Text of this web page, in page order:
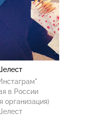
в России
организация)